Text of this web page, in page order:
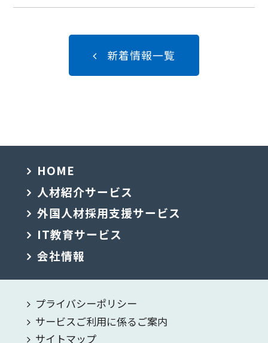
新着情報一覧
HOME
人材紹介サービス
外国人材採用支援サービス
IT教育サービス
会社情報
プライバシーポリシー
サービスご利用に係るご案内
サイトマップ